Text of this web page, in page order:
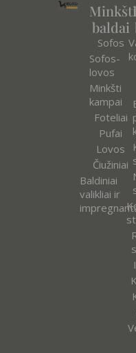
Minkšti
baldai
Sofos
Sofos-
lovos
Minkšti
kampai
Foteliai
Pufai
Lovos
Čiužiniai
Baldiniai
valikliai ir